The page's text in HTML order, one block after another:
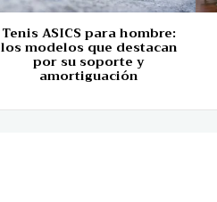
Tenis ASICS para hombre:
los modelos que destacan
por su soporte y
amortiguación